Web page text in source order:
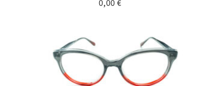
0,00 €